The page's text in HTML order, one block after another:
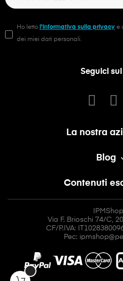
Ho letto l'informativa sulla privacy e
dei miei dati personali.
Seguici sui
La nostra
Blog
Contenuti
Via F. Brioschi 74/C,
CF/P.IVA:
Pec: